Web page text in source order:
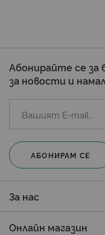
Абонирайте се за
за новости и
АБОНИРАМ СЕ
За нас
Онлайн магазин